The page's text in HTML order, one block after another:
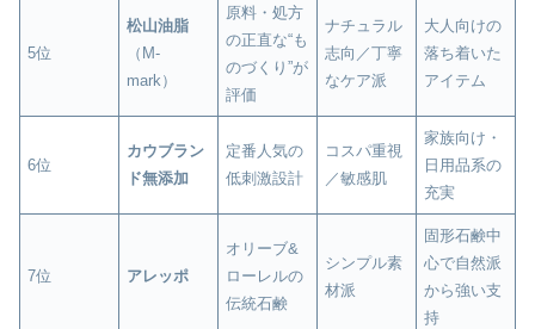
5位
松山油脂
（M-
mark）
原料・処方
の正直な“も
のづくり”が
評価
ナチュラル
志向／丁寧
なケア派
大人向けの
落ち着いた
アイテム
6位
カウブラン
ド無添加
定番人気の
低刺激設計
コスパ重視
／敏感肌
家族向け・
日用品系の
充実
7位 アレッポ
オリーブ&
ローレルの
伝統石鹸
シンプル素
材派
固形石鹸中
心で自然派
から強い支
持